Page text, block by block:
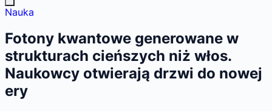
Nauka
Fotony kwantowe generowane w
strukturach cieńszych niż włos.
Naukowcy otwierają drzwi do nowej
ery